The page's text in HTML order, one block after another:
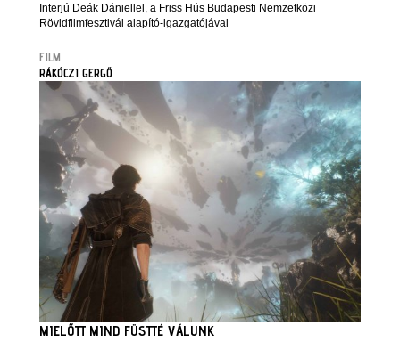
Interjú Deák Dániellel, a Friss Hús Budapesti Nemzetközi
Rövidfilmfesztivál alapító-igazgatójával
FILM
RÁKÓCZI GERGŐ
MIELŐTT MIND FÜSTTÉ VÁLUNK